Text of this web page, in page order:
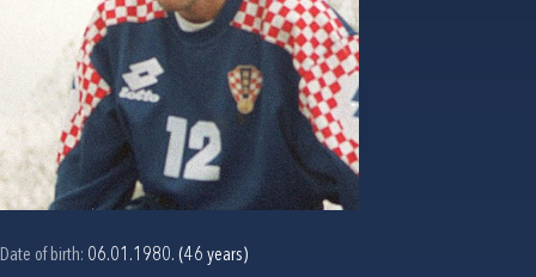
Date of birth: 06.01.1980. (46 years)